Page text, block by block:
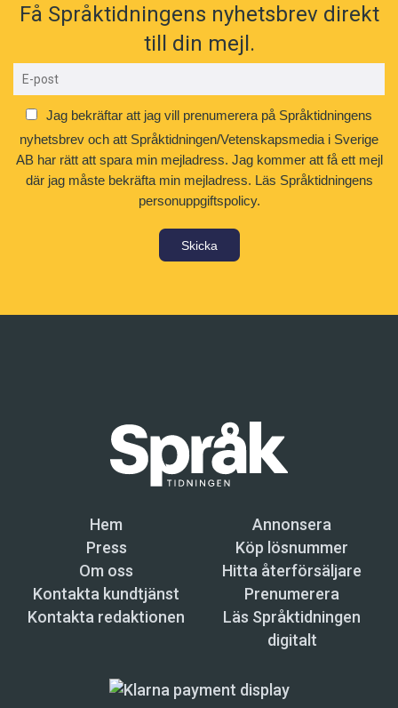
Få Språktidningens nyhetsbrev direkt
till din mejl.
Jag bekräftar att jag vill prenumerera på Språktidningens
nyhetsbrev och att Språktidningen/Vetenskapsmedia i Sverige
AB har rätt att spara min mejladress. Jag kommer att få ett mejl
där jag måste bekräfta min mejladress. Läs Språktidningens
personuppgiftspolicy.
Skicka
Hem
Annonsera
Press
Köp lösnummer
Om oss
Hitta återförsäljare
Kontakta kundtjänst
Prenumerera
Kontakta redaktionen
Läs Språktidningen
digitalt